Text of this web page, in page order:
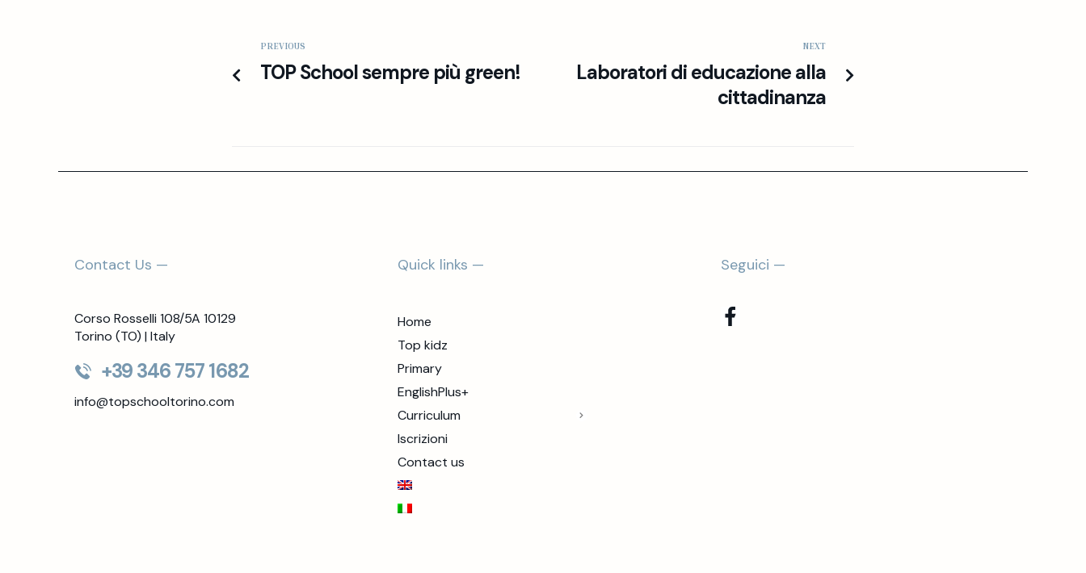
PREVIOUS
TOP School sempre più green!
NEXT
Laboratori di educazione alla
cittadinanza
Contact Us —
Corso Rosselli 108/5A 10129
Torino (TO) | Italy
+39 346 757 1682
info@topschooltorino.com
Quick links —
Home
Top kidz
Primary
EnglishPlus+
Curriculum
Iscrizioni
Contact us
Seguici —